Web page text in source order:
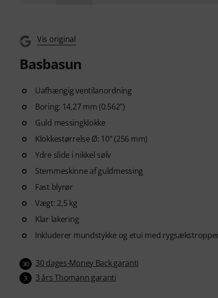
Vis original
Basbasun
Uafhængig ventilanordning
Boring: 14,27 mm (0.562")
Guld messingklokke
Klokkestørrelse Ø: 10" (256 mm)
Ydre slide i nikkel sølv
Stemmeskinne af guldmessing
Fast blyrør
Vægt: 2,5 kg
Klar lakering
Inkluderer mundstykke og etui med
30 30 dages-Money Back garanti
3 3 års Thomann garanti